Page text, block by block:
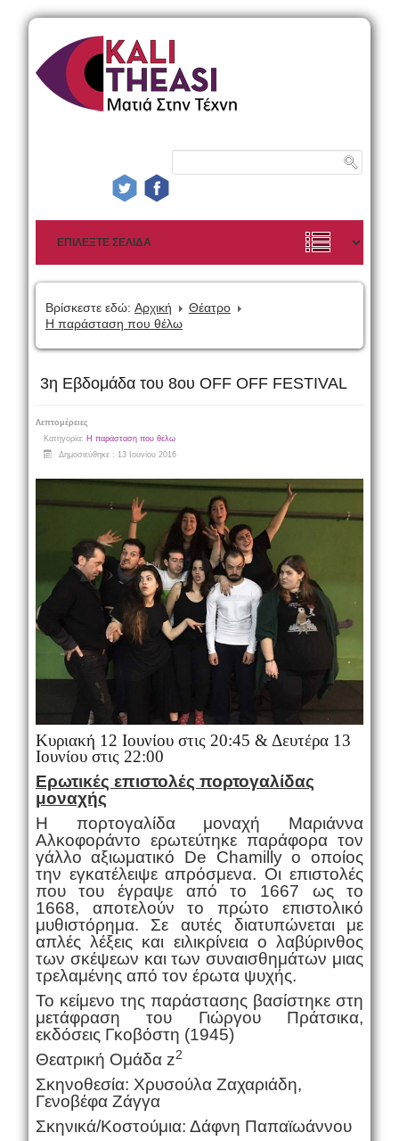
Βρίσκεστε εδώ: Αρχική
Θέατρο
Η παράσταση που θέλω
3η Εβδομάδα του 8ου OFF OFF FESTIVAL
Λεπτομέρειες
Κατηγορία: Η παράσταση που θέλω
Δημοσιεύθηκε : 13 Ιουνίου 2016
Κυριακή 12 Ιουνίου στις 20:45 & Δευτέρα 13
Ιουνίου στις 22:00
Ερωτικές επιστολές πορτογαλίδας
μοναχής
Η πορτογαλίδα μοναχή Μαριάννα
Αλκοφοράντο ερωτεύτηκε παράφορα τον
γάλλο αξιωματικό De Chamilly ο οποίος
την εγκατέλειψε απρόσμενα. Οι επιστολές
που του έγραψε από το 1667 ως το
1668, αποτελούν το πρώτο επιστολικό
μυθιστόρημα. Σε αυτές διατυπώνεται με
απλές λέξεις και ειλικρίνεια ο λαβύρινθος
των σκέψεων και των συναισθημάτων μιας
τρελαμένης από τον έρωτα ψυχής.
Το κείμενο της παράστασης βασίστηκε στη
μετάφραση του Γιώργου Πράτσικα,
εκδόσεις Γκοβόστη (1945)
Θεατρική Ομάδα z2
Σκηνοθεσία: Χρυσούλα Ζαχαριάδη,
Γενοβέφα Ζάγγα
Σκηνικά/Κοστούμια: Δάφνη Παπαϊωάννου